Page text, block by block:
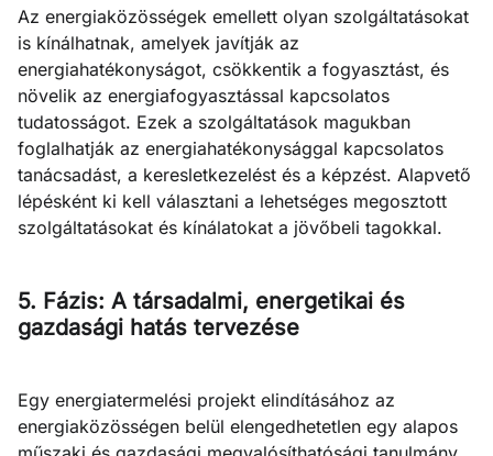
Az energiaközösségek emellett olyan szolgáltatásokat
is kínálhatnak, amelyek javítják az
energiahatékonyságot, csökkentik a fogyasztást, és
növelik az energiafogyasztással kapcsolatos
tudatosságot. Ezek a szolgáltatások magukban
foglalhatják az energiahatékonysággal kapcsolatos
tanácsadást, a keresletkezelést és a képzést. Alapvető
lépésként ki kell választani a lehetséges megosztott
szolgáltatásokat és kínálatokat a jövőbeli tagokkal.
5. Fázis: A társadalmi, energetikai és
gazdasági hatás tervezése
Egy energiatermelési projekt elindításához az
energiaközösségen belül elengedhetetlen egy alapos